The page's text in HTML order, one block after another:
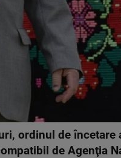
ordinul de încetare
de Agenţia